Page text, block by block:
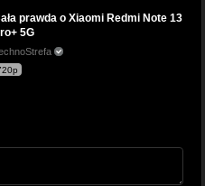
prawda o Xiaomi Redmi Note 13
5G